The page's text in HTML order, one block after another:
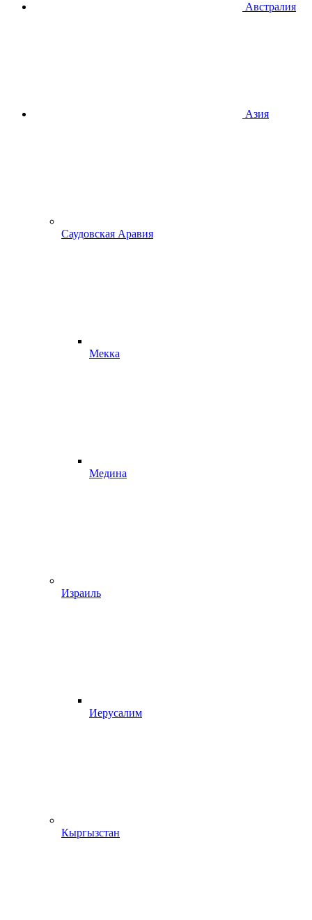
Австралия
Азия
Саудовская Аравия
Мекка
Медина
Израиль
Иерусалим
Кыргызстан